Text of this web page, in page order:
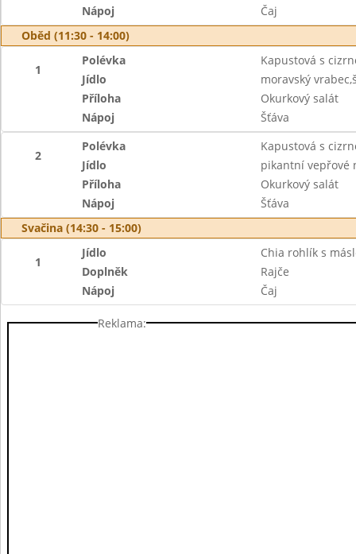
Nápoj
Čaj
Oběd (11:30 - 14:00)
1
Polévka
Kapustová s
Jídlo
moravský
Příloha
Okurkový salát
Nápoj
Šťáva
2
Polévka
Kapustová s
Jídlo
pikantní vepřové
Příloha
Okurkový salát
Nápoj
Šťáva
Svačina (14:30 - 15:00)
1
Jídlo
Chia rohlík s
Doplněk
Rajče
Nápoj
Čaj
Reklama: